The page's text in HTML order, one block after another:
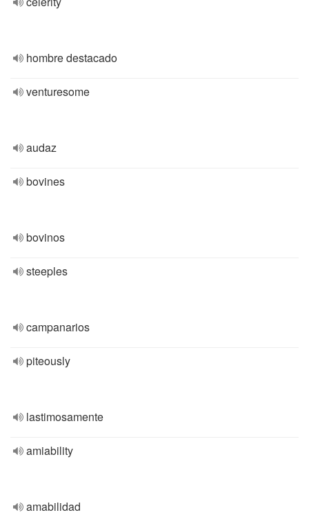
hombre destacado
venturesome
audaz
bovines
bovinos
steeples
campanarios
piteously
lastimosamente
amiability
amabilidad